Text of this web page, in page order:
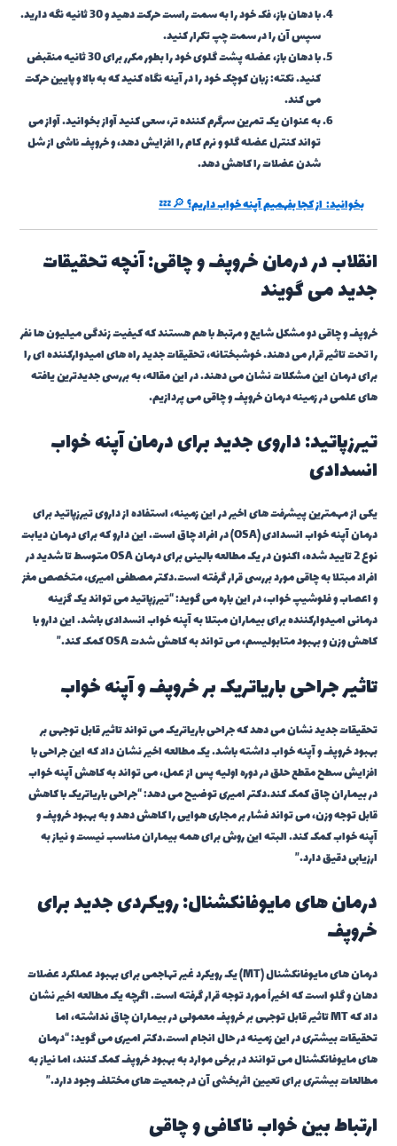
با دهان باز، فک خود را به سمت راست حرکت دهید و 30 ثانیه نگه دارید.
سپس آن را در سمت چپ تکرار کنید.
با دهان باز، عضله پشت گلوی خود را بطور مکرر برای 30 ثانیه منقبض
کنید. نکته: زبان کوچک خود را در آینه نگاه کنید که به بالا و پایین حرکت
می کند.
به عنوان یک تمرین سرگرم کننده تر، سعی کنید آواز بخوانید. آواز می
تواند کنترل عضله گلو و نرم کام را افزایش دهد، و خروپف ناشی از شل
شدن عضلات را کاهش دهد.
بخوانید:از کجا بفهمیم آپنه خواب داریم؟ 🔎💤
انقلاب در درمان خروپف و چاقی: آنچه تحقیقات
جدید می گویند
خروپف و چاقی دو مشکل شایع و مرتبط با هم هستند که کیفیت زندگی میلیون ها نفر
را تحت تاثیر قرار می دهند. خوشبختانه، تحقیقات جدید راه های امیدوارکننده ای را
برای درمان این مشکلات نشان می دهند. در این مقاله، به بررسی جدیدترین یافته
های علمی در زمینه درمان خروپف و چاقی می پردازیم.
تیرزپاتید: داروی جدید برای درمان آپنه خواب
انسدادی
یکی از مهمترین پیشرفت های اخیر در این زمینه، استفاده از داروی تیرزپاتید برای
درمان آپنه خواب انسدادی (OSA) در افراد چاق است. این دارو که برای درمان دیابت
نوع 2 تایید شده، اکنون در یک مطالعه بالینی برای درمان OSA متوسط تا شدید در
افراد مبتلا به چاقی مورد بررسی قرار گرفته است.دکتر مصطفی امیری، متخصص مغز
و اعصاب و فلوشیپ خواب، در این باره می گوید: “تیرزپاتید می تواند یک گزینه
درمانی امیدوارکننده برای بیماران مبتلا به آپنه خواب انسدادی باشد. این دارو با
کاهش وزن و بهبود متابولیسم، می تواند به کاهش شدت OSA کمک کند.”
تاثیر جراحی باریاتریک بر خروپف و آپنه خواب
تحقیقات جدید نشان می دهد که جراحی باریاتریک می تواند تاثیر قابل توجهی بر
بهبود خروپف و آپنه خواب داشته باشد. یک مطالعه اخیر نشان داد که این جراحی با
افزایش سطح مقطع حلق در دوره اولیه پس از عمل، می تواند به کاهش آپنه خواب
در بیماران چاق کمک کند.دکتر امیری توضیح می دهد: “جراحی باریاتریک با کاهش
قابل توجه وزن، می تواند فشار بر مجاری هوایی را کاهش دهد و به بهبود خروپف و
آپنه خواب کمک کند. البته این روش برای همه بیماران مناسب نیست و نیاز به
ارزیابی دقیق دارد.”
درمان های مایوفانکشنال: رویکردی جدید برای
خروپف
درمان های مایوفانکشنال (MT) یک رویکرد غیر تهاجمی برای بهبود عملکرد عضلات
دهان و گلو است که اخیراً مورد توجه قرار گرفته است. اگرچه یک مطالعه اخیر نشان
داد که MT تاثیر قابل توجهی بر خروپف معمولی در بیماران چاق نداشته، اما
تحقیقات بیشتری در این زمینه در حال انجام است.دکتر امیری می گوید: “درمان
های مایوفانکشنال می توانند در برخی موارد به بهبود خروپف کمک کنند، اما نیاز به
مطالعات بیشتری برای تعیین اثربخشی آن در جمعیت های مختلف وجود دارد.”
ارتباط بین خواب ناکافی و چاقی